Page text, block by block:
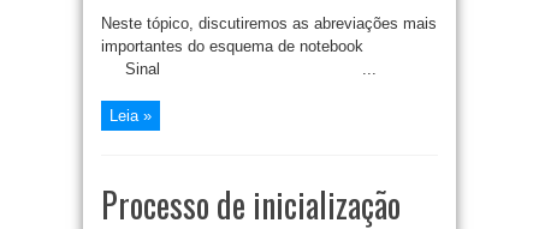
Neste tópico, discutiremos as abreviações mais
importantes do esquema de notebook
Sinal ...
Leia »
Processo de inicialização